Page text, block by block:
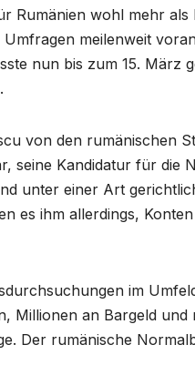
Rumänien wohl mehr
Umfragen meilenweit
nun bis zum 15.
von den rumänischen
seine Kandidatur für die
unter einer Art
es ihm allerdings,
im
Millionen an Bargeld
Der rumänische